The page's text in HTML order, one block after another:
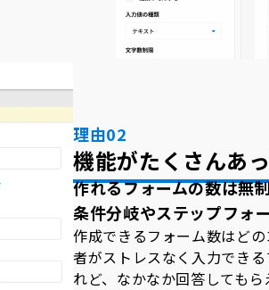
理由02
機能がたくさんあ
作れるフォームの数は無
条件分岐やステップフォ
作成できるフォーム数はど
者がストレスなく入力でき
れど、なかなか回答してもら